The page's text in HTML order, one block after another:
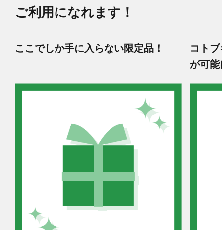
ご利用になれます！
ここでしか手に入らない限定品！
コト
が可能